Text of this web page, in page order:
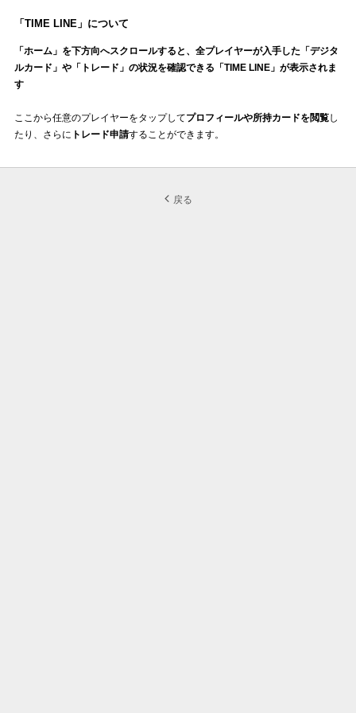
「TIME LINE」について
「ホーム」を下方向へスクロールすると、全プレイヤーが入手した「デジタ
ルカード」や「トレード」の状況を確認できる「TIME LINE」が表示されま
す
ここから任意のプレイヤーをタップしてプロフィールや所持カードを閲覧し
たり、さらに トレード申請することができます。
戻る